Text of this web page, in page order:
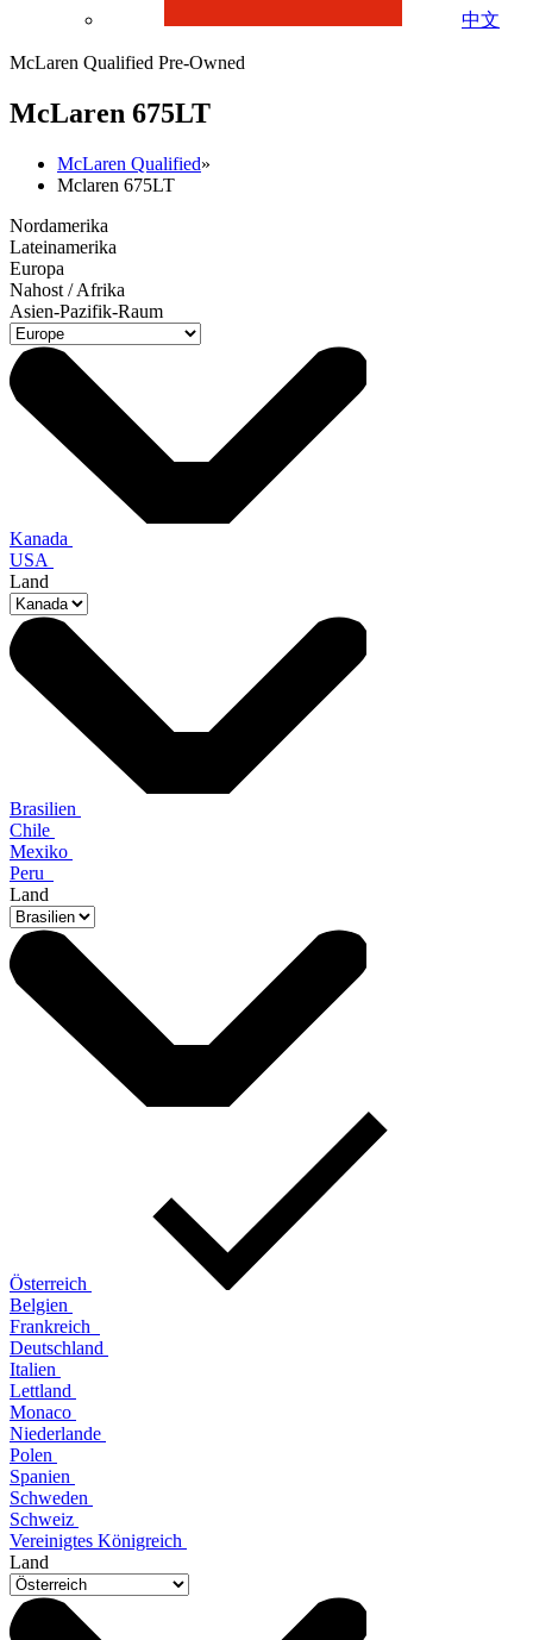
中文
McLaren Qualified Pre-Owned
McLaren 675LT
McLaren Qualified»
Mclaren 675LT
Nordamerika
Lateinamerika
Europa
Nahost / Afrika
Asien-Pazifik-Raum
Kanada
USA
Land
Brasilien
Chile
Mexiko
Peru
Land
Österreich
Belgien
Frankreich
Deutschland
Italien
Lettland
Monaco
Niederlande
Polen
Spanien
Schweden
Schweiz
Vereinigtes Königreich
Land